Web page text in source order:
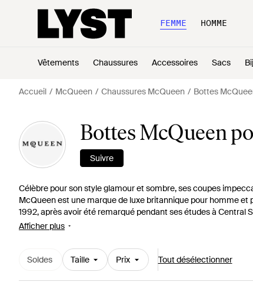
FEMME HOMME
Vêtements Chaussures Accessoires Sacs
Accueil McQueen Chaussures McQueen Bottes
Bottes McQueen
Suivre
Célèbre pour son style glamour et sombre, ses coupes
McQueen est une marque de luxe britannique pour homme
1992, après avoir été remarqué pendant ses études à
célèbre rédactrice en chef Isabella Blow. Des grosses bottes
Afficher plus
Soldes Taille Prix Tout désélectionner